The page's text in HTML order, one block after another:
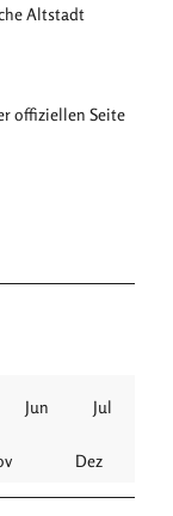
Altstadt
offiziellen Seite
Jun Jul
Dez